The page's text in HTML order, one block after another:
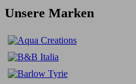
Unsere Marken